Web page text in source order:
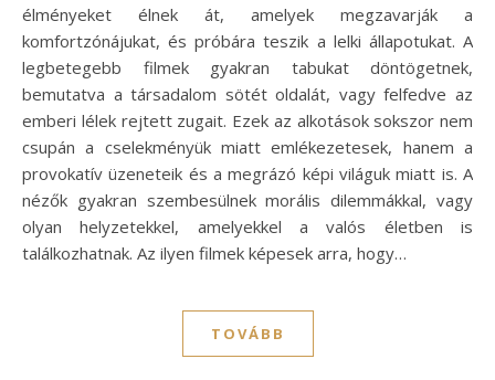
élményeket élnek át, amelyek megzavarják a
komfortzónájukat, és próbára teszik a lelki állapotukat. A
legbetegebb filmek gyakran tabukat döntögetnek,
bemutatva a társadalom sötét oldalát, vagy felfedve az
emberi lélek rejtett zugait. Ezek az alkotások sokszor nem
csupán a cselekményük miatt emlékezetesek, hanem a
provokatív üzeneteik és a megrázó képi világuk miatt is. A
nézők gyakran szembesülnek morális dilemmákkal, vagy
olyan helyzetekkel, amelyekkel a valós életben is
találkozhatnak. Az ilyen filmek képesek arra, hogy…
TOVÁBB